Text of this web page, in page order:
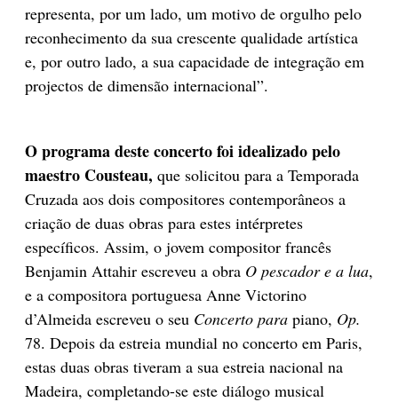
representa, por um lado, um motivo de orgulho pelo
reconhecimento da sua crescente qualidade artística
e, por outro lado, a sua capacidade de integração em
projectos de dimensão internacional”.
O programa deste concerto foi idealizado pelo
maestro Cousteau, que solicitou para a Temporada
Cruzada aos dois compositores contemporâneos a
criação de duas obras para estes intérpretes
específicos. Assim, o jovem compositor francês
Benjamin Attahir escreveu a obra O pescador e a lua,
e a compositora portuguesa Anne Victorino
d’Almeida escreveu o seu Concerto para piano, Op.
78. Depois da estreia mundial no concerto em Paris,
estas duas obras tiveram a sua estreia nacional na
Madeira, completando-se este diálogo musical